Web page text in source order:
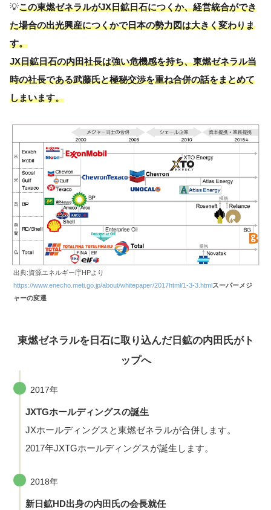
💡この東燃ゼネラルがJX日鉱日石につくか、経営統合ができ
た場合の出光興産につくかで日本の勢力図は大きく変わりま
す。
JX日鉱日石の内田社長は強い危機感を持ち、東燃ゼネラル当
時の社長である武藤氏と極秘交渉を重ね合併の話をまとめて
しまいます。
出典:資源エネルギー庁HPより
https://www.enecho.meti.go.jp/about/whitepaper/2017html/1-3-3.html スーパーメジ
ャーの変遷
東燃ゼネラルを日石に取り込んだ日鉱の内田氏がト
ップへ
2017年
JXTGホールディングスの誕生
JXホールディングスと東燃ゼネラルが合併します。
2017年JXTGホールディングスが誕生します。
2018年
新日鉱HD出身の内田氏の会長就任